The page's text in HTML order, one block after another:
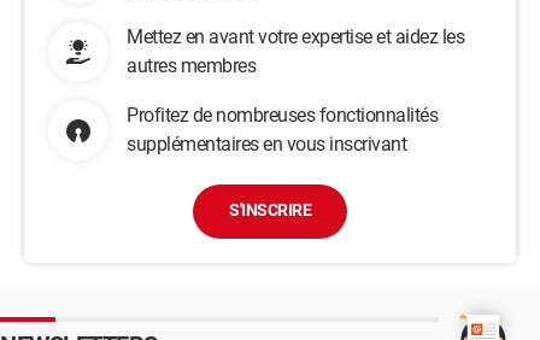
Mettez en avant votre expertise et aidez les
autres membres
Profitez de nombreuses fonctionnalités
supplémentaires en vous inscrivant
S'INSCRIRE